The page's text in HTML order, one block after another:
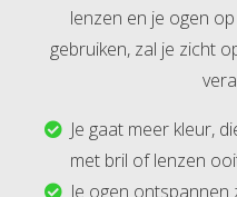
lenzen en je ogen
gebruiken, zal je zicht
Je gaat meer kleur,
met bril of lenzen
Je ogen ontspannen